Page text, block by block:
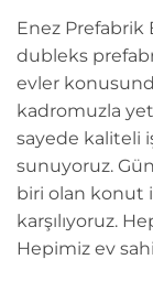
Enez Prefabrik
dubleks
evler
kadromuzla
sayede kaliteli
sunuyoruz.
biri olan konut
karşılıyoruz.
Hepimiz ev